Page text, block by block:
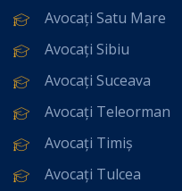
Avocați Satu Mare
Avocați Sibiu
Avocați Suceava
Avocați Teleorman
Avocați Timiș
Avocați Tulcea